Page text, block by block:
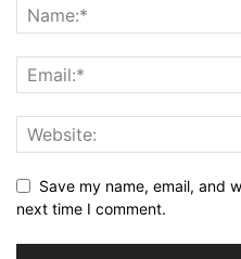
Save my name, email, and
next time I comment.